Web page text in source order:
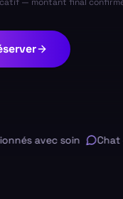
avec soin Chat